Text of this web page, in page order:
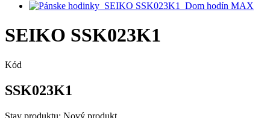
SEIKO SSK023K1
Kód
SSK023K1
Stav produktu: Nový produkt